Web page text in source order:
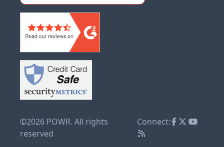
©2026 POWR. All rights
reserved
Connect: